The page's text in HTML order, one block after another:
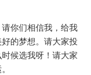
你们相信我，给我
的梦想。请大家投
候选我呀！请大家